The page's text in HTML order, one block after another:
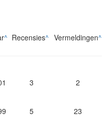
^ Recensies^ Vermeldingen^
3 2
5 23